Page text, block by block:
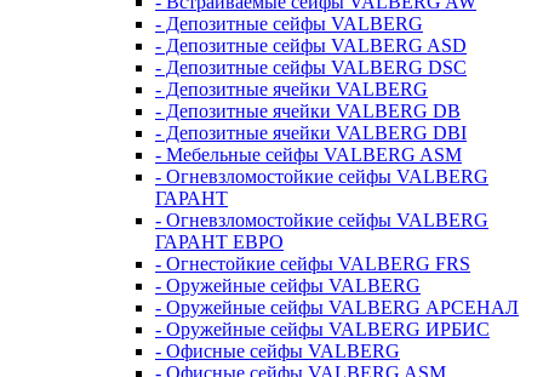
- Депозитные сейфы VALBERG
- Депозитные сейфы VALBERG ASD
- Депозитные сейфы VALBERG DSC
- Депозитные ячейки VALBERG
- Депозитные ячейки VALBERG DB
- Депозитные ячейки VALBERG DBI
- Мебельные сейфы VALBERG ASM
- Огневзломостойкие сейфы VALBERG
ГАРАНТ
- Огневзломостойкие сейфы VALBERG
ГАРАНТ ЕВРО
- Огнестойкие сейфы VALBERG FRS
- Оружейные сейфы VALBERG
- Оружейные сейфы VALBERG АРСЕНАЛ
- Оружейные сейфы VALBERG ИРБИС
- Офисные сейфы VALBERG
- Офисные сейфы VALBERG ASM